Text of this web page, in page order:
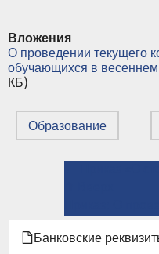
Вложения
О проведении текущего
обучающихся в
КБ)
Образование
КНИГИ
Банковские